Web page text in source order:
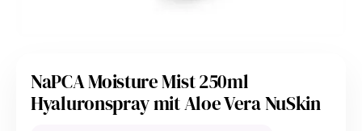
NaPCA Moisture Mist 250ml
Hyaluronspray mit Aloe Vera NuSkin